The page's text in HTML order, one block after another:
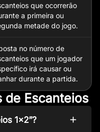
que ocorrerão
a primeira ou
metade do jogo.
no número de
que um jogador
irá causar ou
durante a partida.
de Escanteios
1×2”?